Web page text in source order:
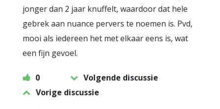
jonger dan 2 jaar knuffelt, waardoor dat hele
gebrek aan nuance pervers te noemen is. Pvd,
mooi als iedereen het met elkaar eens is, wat
een fijn gevoel.
0
Volgende discussie
Vorige discussie